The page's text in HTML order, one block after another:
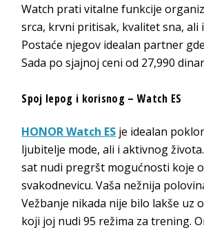
Watch prati vitalne funkcije
srca, krvni pritisak, kvalitet sna, ali
Postaće njegov idealan partner
Sada po sjajnoj ceni od 27,990
Spoj lepog i korisnog – Watch ES
HONOR Watch ES je idealan
ljubitelje mode, ali i aktivnog
sat nudi pregršt mogućnosti koje
svakodnevicu. Vaša nežnija
Vežbanje nikada nije bilo lakše uz
koji joj nudi 95 režima za trening.